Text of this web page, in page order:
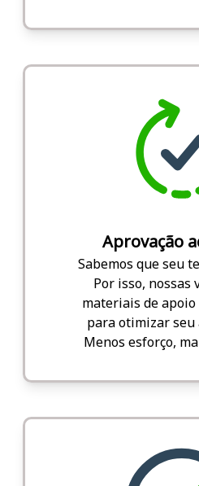
Aprovação
Sabemos que seu
Por isso, nossas
materiais de apoio
para otimizar seu
Menos esforço,